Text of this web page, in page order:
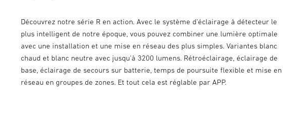
Découvrez notre série R en action. Avec le système d'éclairage à détecteur le
plus intelligent de notre époque, vous pouvez combiner une lumière optimale
avec une installation et une mise en réseau des plus simples. Variantes blanc
chaud et blanc neutre avec jusqu'à 3200 lumens. Rétroéclairage, éclairage de
base, éclairage de secours sur batterie, temps de poursuite flexible et mise en
réseau en groupes de zones. Et tout cela est réglable par APP.